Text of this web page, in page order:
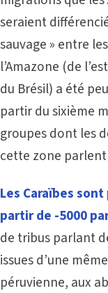
seraient
sauvage » entre
l’Amazone (de
du Brésil) a été
partir du sixième
groupes dont les
cette zone
Les Caraïbes
partir de -5000
de tribus parlant
issues d’une
péruvienne, aux